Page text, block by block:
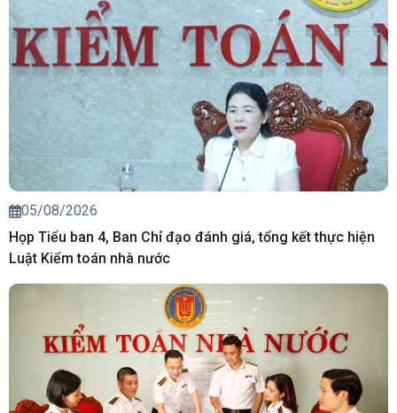
05/08/2026
Họp Tiểu ban 4, Ban Chỉ đạo đánh giá, tổng kết thực hiện
Luật Kiểm toán nhà nước